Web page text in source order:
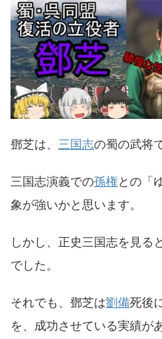
鄧芝は、 三国志の蜀の武将
三国志演義での孫権との「
象が強いかと思います。
しかし、正史三国志を見る
でした。
それでも、鄧芝は劉備死後
を、成功させている実績が